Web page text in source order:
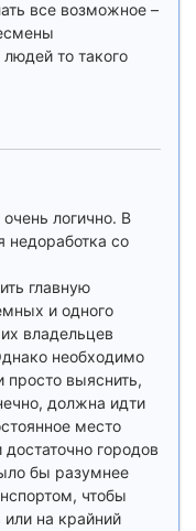
все возможное –
то такого
логично. В
со
главную
и одного
владельцев
необходимо
просто выяснить,
должна идти
место
городов
бы разумнее
чтобы
на крайний